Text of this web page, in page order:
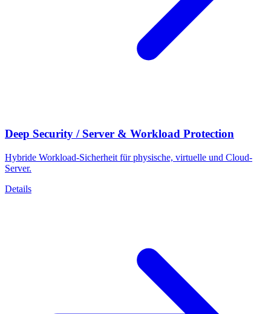
Deep Security / Server & Workload Protection
Hybride Workload-Sicherheit für physische, virtuelle und Cloud-
Server.
Details